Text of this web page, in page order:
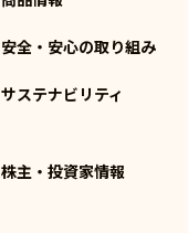
安全・安心の取り組み
サステナビリティ
株主・投資家情報